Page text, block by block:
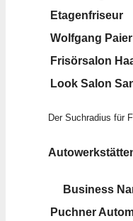
Etagenfriseur
Wolfgang Paier
Frisörsalon
Look Salon
Der Suchradius für
Business
Puchner